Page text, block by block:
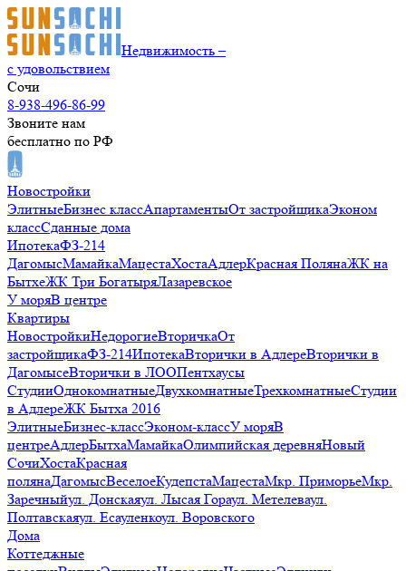
Недвижимость –
с удовольствием
Сочи
8-938-496-86-99
Звоните нам
бесплатно по РФ
Новостройки
ЭлитныеБизнес классАпартаментыОт застройщикаЭконом
классСданные дома
ИпотекаФЗ-214
ДагомысМамайкаМацестаХостаАдлерКрасная ПолянаЖК на
БытхеЖК Три БогатыряЛазаревское
У моряВ центре
Квартиры
НовостройкиНедорогиеВторичкаОт
застройщикаФЗ-214ИпотекаВторички в АдлереВторички в
ДагомысеВторички в ЛООПентхаусы
СтудииОднокомнатныеДвухкомнатныеТрехкомнатныеСтудии
в АдлереЖК Бытха 2016
ЭлитныеБизнес-классЭконом-классУ моряВ
центреАдлерБытхаМамайкаОлимпийская деревняНовый
СочиХостаКрасная
полянаДагомысВеселоеКудепстаМацестаМкр. ПриморьеМкр.
Заречныйул. Донскаяул. Лысая Гораул. Метелеваул.
Полтавскаяул. Есауленкоул. Воровского
Дома
Коттеджные